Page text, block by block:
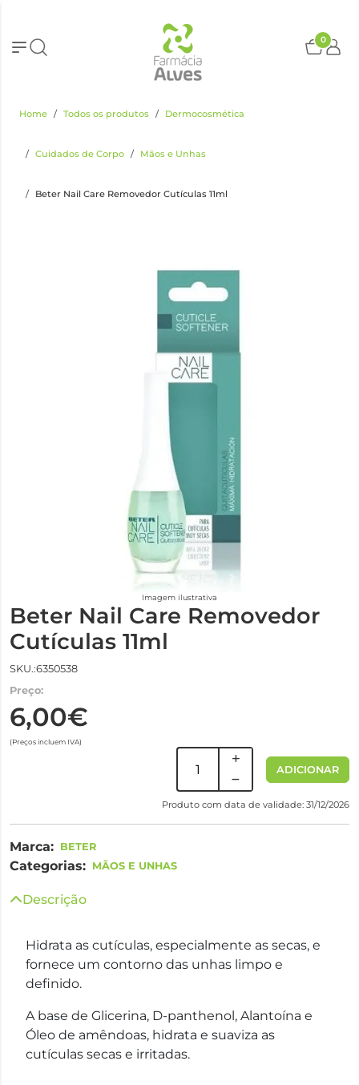
0
Home Todos os produtos Dermocosmética
Cuidados de Corpo Mãos e Unhas
Beter Nail Care Removedor Cutículas 11ml
Imagem ilustrativa
Beter Nail Care Removedor
Cutículas 11ml
SKU.:6350538
Preço:
6,00€
(Preços incluem IVA)
ADICIONAR
Produto com data de validade: 31/12/2026
Marca: BETER
Categorias: MÃOS E UNHAS
Descrição
Hidrata as cutículas, especialmente as secas, e
fornece um contorno das unhas limpo e
definido.
A base de Glicerina, D-panthenol, Alantoína e
Óleo de amêndoas, hidrata e suaviza as
cutículas secas e irritadas.